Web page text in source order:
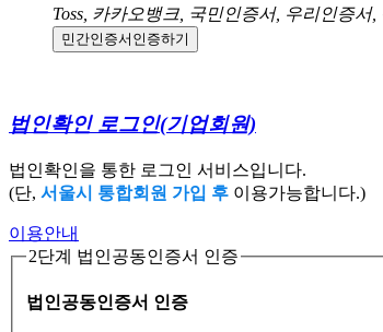
Toss, 카카오뱅크, 국민인증서, 우리인증서
민간인증서 인증하기
법인확인 로그인(기업회원)
법인확인을 통한 로그인 서비스입니다.
(단, 서울시 통합회원 가입 후 이용가능합니다.)
이용안내
2단계 법인공동인증서 인증
법인공동인증서 인증